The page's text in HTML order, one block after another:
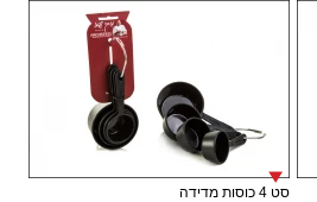
סט 4 כוסות מדידה